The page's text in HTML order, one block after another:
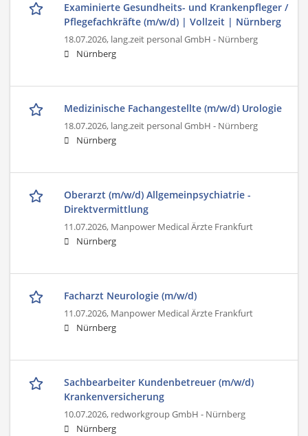
Examinierte Gesundheits- und Krankenpfleger /
Pflegefachkräfte (m/w/d) | Vollzeit | Nürnberg
18.07.2026, lang.zeit personal GmbH - Nürnberg
Nürnberg
Medizinische Fachangestellte (m/w/d) Urologie
18.07.2026, lang.zeit personal GmbH - Nürnberg
Nürnberg
Oberarzt (m/w/d) Allgemeinpsychiatrie -
Direktvermittlung
11.07.2026, Manpower Medical Ärzte Frankfurt
Nürnberg
Facharzt Neurologie (m/w/d)
11.07.2026, Manpower Medical Ärzte Frankfurt
Nürnberg
Sachbearbeiter Kundenbetreuer (m/w/d)
Krankenversicherung
10.07.2026, redworkgroup GmbH - Nürnberg
Nürnberg